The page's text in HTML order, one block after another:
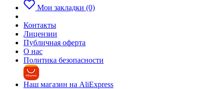
Мои закладки (0)
Контакты
Лицензии
Публичная оферта
О нас
Политика безопасности
Наш магазин на AliExpress